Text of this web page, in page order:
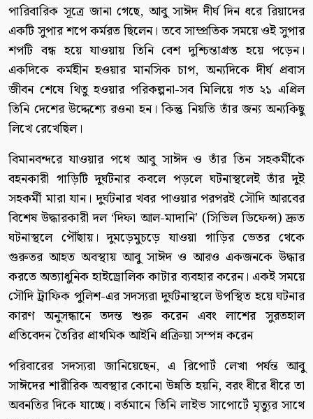
পারিবারিক সূত্রে জানা গেছে, আবু সাঈদ দীর্ঘ দিন ধরে রিয়াদের
একটি সুপার শপে কর্মরত ছিলেন। তবে সাম্প্রতিক সময়ে ওই সুপার
শপটি বন্ধ হয়ে যাওয়ায় তিনি বেশ দুশ্চিন্তাগ্রস্ত হয়ে পড়েন।
একদিকে কর্মহীন হওয়ার মানসিক চাপ, অন্যদিকে দীর্ঘ প্রবাস
জীবন শেষে থিতু হওয়ার পরিকল্পনা-সব মিলিয়ে গত ২১ এপ্রিল
তিনি দেশের উদ্দেশ্যে রওনা হন। কিন্তু নিয়তি তাঁর জন্য অন্যকিছু
লিখে রেখেছিল।
বিমানবন্দরে যাওয়ার পথে আবু সাঈদ ও তাঁর তিন সহকর্মীকে
বহনকারী গাড়িটি দুর্ঘটনার কবলে পড়লে ঘটনাস্থলেই তাঁর দুই
সহকর্মী মারা যান। দুর্ঘটনার খবর পাওয়ার পরপরই সৌদি আরবের
বিশেষ উদ্ধারকারী দল ‘দিফা আল-মাদানি’ (সিভিল ডিফেন্স) দ্রুত
ঘটনাস্থলে পৌঁছায়। দুমড়েমুচড়ে যাওয়া গাড়ির ভেতর থেকে
গুরুতর আহত অবস্থায় আবু সাঈদ ও আরও একজনকে উদ্ধার
করতে অত্যাধুনিক হাইড্রোলিক কাটার ব্যবহার করেন। একই সময়ে
সৌদি ট্রাফিক পুলিশ-এর সদস্যরা দুর্ঘটনাস্থলে উপস্থিত হয়ে ঘটনার
কারণ অনুসন্ধানে তদন্ত শুরু করেন এবং লাশের সুরতহাল
প্রতিবেদন তৈরির প্রাথমিক আইনি প্রক্রিয়া সম্পন্ন করেন
পরিবারের সদস্যরা জানিয়েছেন, এ রিপোর্ট লেখা পর্যন্ত আবু
সাঈদের শারীরিক অবস্থার কোনো উন্নতি হয়নি, বরং ধীরে ধীরে তা
অবনতির দিকে যাচ্ছে। বর্তমানে তিনি লাইভ সাপোর্টে মৃত্যুর সাথে